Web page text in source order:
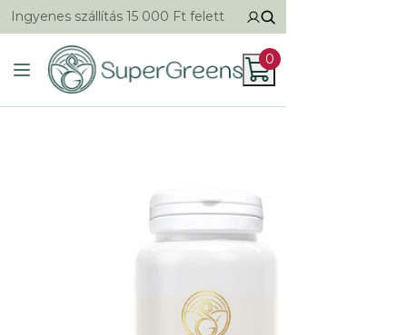
Ingyenes szállítás 15 000 Ft felett
0